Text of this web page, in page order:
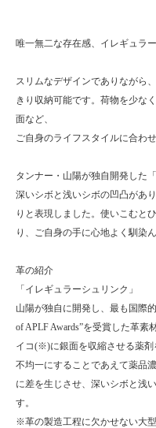
唯一無二な存在感、イレギュラ
スリムなデザインでありながら
きり収納可能です。荷物を少な
面など、
ご自身のライフスタイルに合わ
タンナー・山陽が独自開発した
深いシボと浅いシボの凹凸があ
りと表現しました。使いこむと
り、ご自身の手に心地よく馴染
革の紹介
「イレギュラーシュリンク」
山陽が独自に開発し、最も国際
of APLF Awards”を受賞した革
イコ(※)に銀面を収縮させる薬
不均一にすることであえて薬品
に差を生じさせ、深いシボと浅
す。
※革の製造工程に欠かせない大